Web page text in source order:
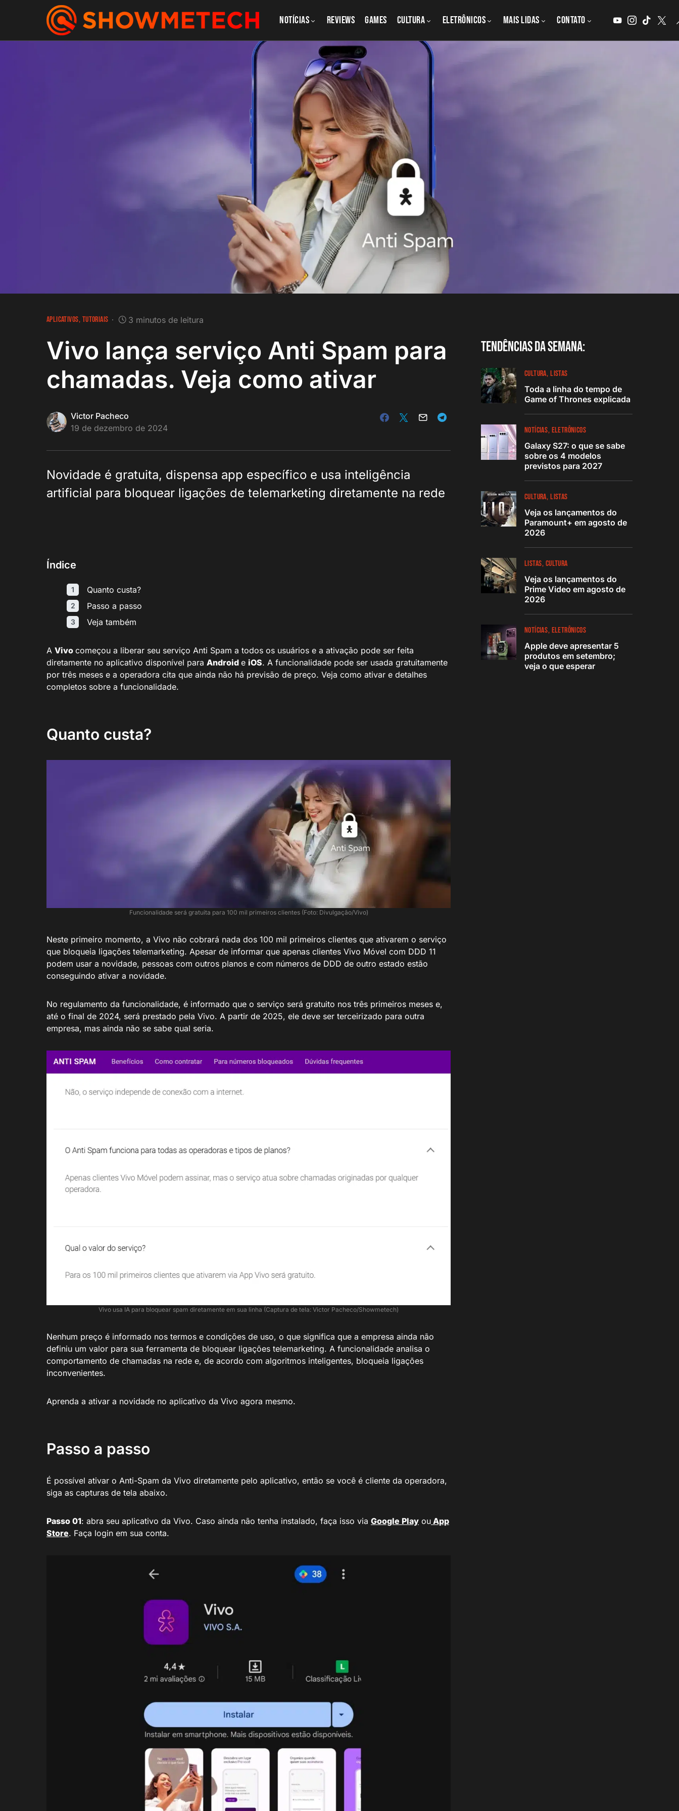
NOTÍCIAS REVIEWS GAMES CULTURA Eletrônicos MAIS LIDAS CONTATO
APLICATIVOS TUTORIAIS 3 minutos de leitura
Vivo lança serviço Anti Spam para
chamadas. Veja como ativar
Victor Pacheco
19 de dezembro de 2024
Novidade é gratuita, dispensa app específico e usa inteligência
artificial para bloquear ligações de telemarketing diretamente na rede
Índice
Quanto custa?
Passo a passo
Veja também
A Vivo começou a liberar seu serviço Anti Spam a todos os usuários e a ativação pode ser feita
diretamente no aplicativo disponível para Android e iOS. A funcionalidade pode ser usada gratuitamente
por três meses e a operadora cita que ainda não há previsão de preço. Veja como ativar e detalhes
completos sobre a funcionalidade.
Quanto custa?
Funcionalidade será gratuita para 100 mil primeiros clientes (Foto: Divulgação/Vivo)
Neste primeiro momento, a Vivo não cobrará nada dos 100 mil primeiros clientes que ativarem o serviço
que bloqueia ligações telemarketing. Apesar de informar que apenas clientes Vivo Móvel com DDD 11
podem usar a novidade, pessoas com outros planos e com números de DDD de outro estado estão
conseguindo ativar a novidade.
No regulamento da funcionalidade, é informado que o serviço será gratuito nos três primeiros meses e,
até o final de 2024, será prestado pela Vivo. A partir de 2025, ele deve ser terceirizado para outra
empresa, mas ainda não se sabe qual seria.
Vivo usa IA para bloquear spam diretamente em sua linha (Captura de tela: Victor Pacheco/Showmetech)
Nenhum preço é informado nos termos e condições de uso, o que significa que a empresa ainda não
definiu um valor para sua ferramenta de bloquear ligações telemarketing. A funcionalidade analisa o
comportamento de chamadas na rede e, de acordo com algoritmos inteligentes, bloqueia ligações
inconvenientes.
Aprenda a ativar a novidade no aplicativo da Vivo agora mesmo.
Passo a passo
É possível ativar o Anti-Spam da Vivo diretamente pelo aplicativo, então se você é cliente da operadora,
siga as capturas de tela abaixo.
Passo 01: abra seu aplicativo da Vivo. Caso ainda não tenha instalado, faça isso via Google Play ou App
Store. Faça login em sua conta.
Tendências da semana:
CULTURA LISTAS
Toda a linha do tempo de
Game of Thrones explicada
NOTÍCIAS ELETRÔNICOS
Galaxy S27: o que se sabe
sobre os 4 modelos
previstos para 2027
CULTURA LISTAS
Veja os lançamentos do
Paramount+ em agosto de
2026
LISTAS CULTURA
Veja os lançamentos do
Prime Video em agosto de
2026
NOTÍCIAS ELETRÔNICOS
Apple deve apresentar 5
produtos em setembro;
veja o que esperar